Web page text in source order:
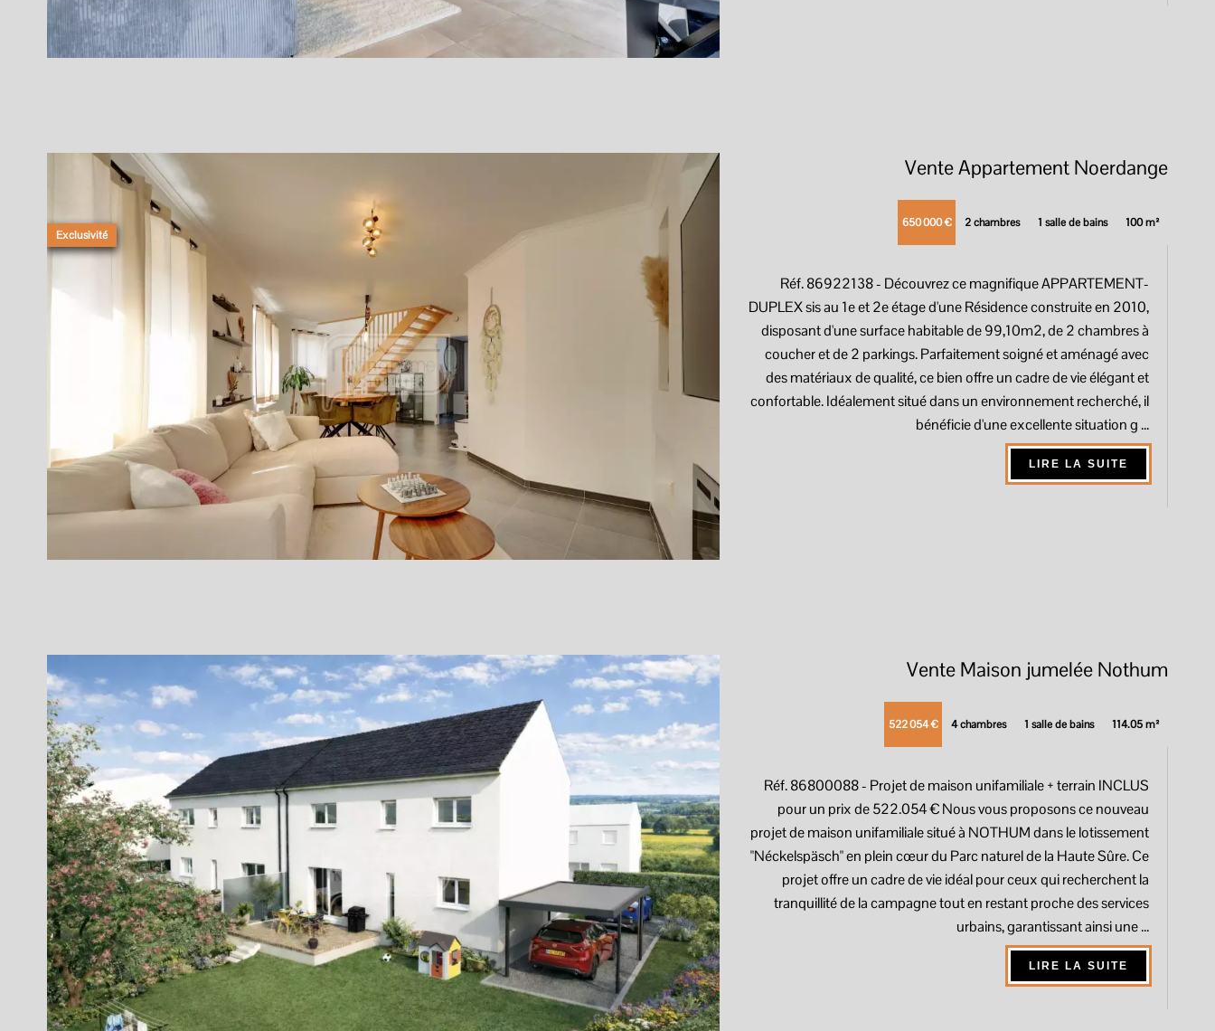
Vente Appartement Noerdange
650 000 € 2 chambres 1 salle de bains 100 m²
Réf. 86922138- Découvrez ce magnifique APPARTEMENT-
DUPLEX sis au 1e et 2e étage d'une Résidence construite en 2010,
disposant d'une surface habitable de 99,10m2, de 2 chambres à
coucher et de 2 parkings. Parfaitement soigné et aménagé avec
des matériaux de qualité, ce bien offre un cadre de vie élégant et
confortable. Idéalement situé dans un environnement recherché, il
bénéficie d'une excellente situation g ...
LIRE LA SUITE
Exclusivité
Vente Maison jumelée Nothum
522 054 € 4 chambres 1 salle de bains 114.05 m²
Réf. 86800088- Projet de maison unifamiliale + terrain INCLUS
pour un prix de 522.054 € Nous vous proposons ce nouveau
projet de maison unifamiliale situé à NOTHUM dans le lotissement
"Néckelspäsch" en plein cœur du Parc naturel de la Haute Sûre. Ce
projet offre un cadre de vie idéal pour ceux qui recherchent la
tranquillité de la campagne tout en restant proche des services
urbains, garantissant ainsi une ...
LIRE LA SUITE